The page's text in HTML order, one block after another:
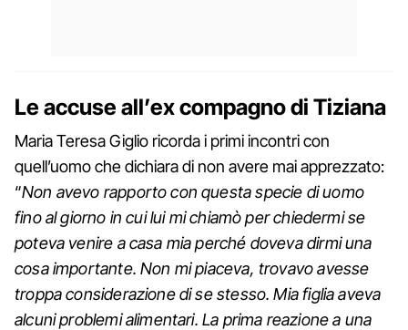
Le accuse all’ex compagno di Tiziana
Maria Teresa Giglio ricorda i primi incontri con
quell’uomo che dichiara di non avere mai apprezzato:
“Non avevo rapporto con questa specie di uomo
fino al giorno in cui lui mi chiamò per chiedermi se
poteva venire a casa mia perché doveva dirmi una
cosa importante. Non mi piaceva, trovavo avesse
troppa considerazione di se stesso. Mia figlia aveva
alcuni problemi alimentari. La prima reazione a una